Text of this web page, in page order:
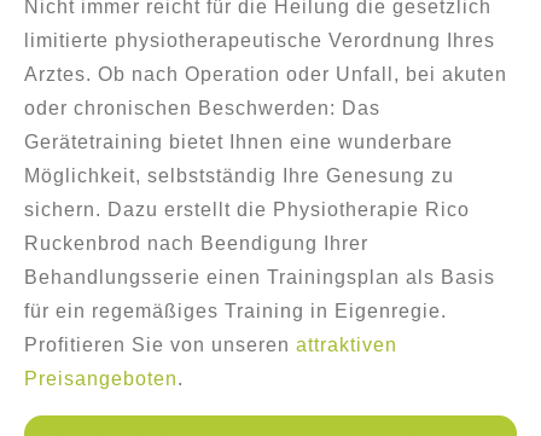
Nicht immer reicht für die Heilung die gesetzlich
limitierte physiotherapeutische Verordnung Ihres
Arztes. Ob nach Operation oder Unfall, bei akuten
oder chronischen Beschwerden: Das
Gerätetraining bietet Ihnen eine wunderbare
Möglichkeit, selbstständig Ihre Genesung zu
sichern. Dazu erstellt die Physiotherapie Rico
Ruckenbrod nach Beendigung Ihrer
Behandlungsserie einen Trainingsplan als Basis
für ein regemäßiges Training in Eigenregie.
Profitieren Sie von unseren attraktiven
Preisangeboten.